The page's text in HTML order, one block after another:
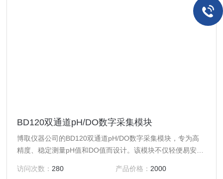
BD120双通道pH/DO数字采集模块
博取仪器公司的BD120双通道pH/DO数字采集模块，专为高
精度、稳定测量pH值和DO值而设计。该模块不仅轻便易安
置温度补偿功能，适用于-20°C至50°C的工作环境，抗干扰能
访问次数： 280 产品价格： 2000